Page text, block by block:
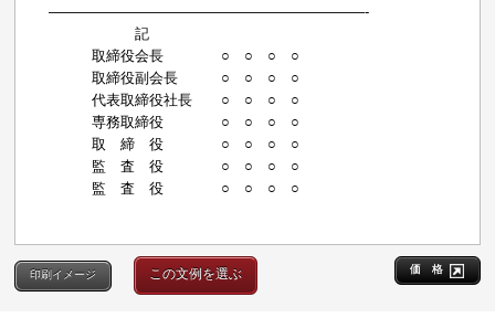
——————————————————————-
記
取締役会長 ○ ○ ○ ○
取締役副会長 ○ ○ ○ ○
代表取締役社長 ○ ○ ○ ○
専務取締役 ○ ○ ○ ○
取 締 役 ○ ○ ○ ○
監 査 役 ○ ○ ○ ○
監 査 役 ○ ○ ○ ○
価 格
印刷イメージ この文例を選ぶ